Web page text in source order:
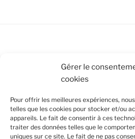
Gérer le
cookies
Pour offrir les meilleures expériences,
telles que les cookies pour stocker et/ou
appareils. Le fait de consentir à ces
traiter des données telles que le
uniques sur ce site. Le fait de ne pas
Conditions Générales de Vente
Mentions légales
Politique de cookies (UE)